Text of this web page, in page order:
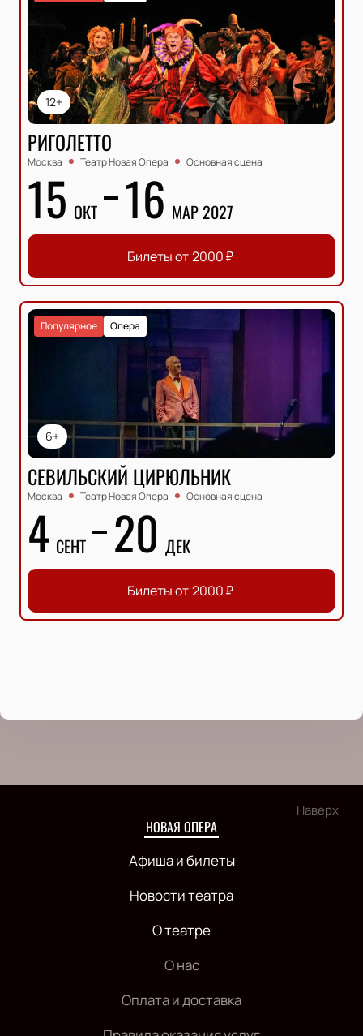
12+
РИГОЛЕТТО
Москва Театр Новая Опера Основная сцена
15 ОКТ 16 МАР 2027
Билеты от 2000₽
6+
Опера
Популярное
СЕВИЛЬСКИЙ ЦИРЮЛЬНИК
Москва Театр Новая Опера Основная сцена
4 СЕНТ 20 ДЕК
Билеты от 2000₽
Наверх
НОВАЯ ОПЕРА
Афиша и билеты
Новости театра
О театре
О нас
Оплата и доставка